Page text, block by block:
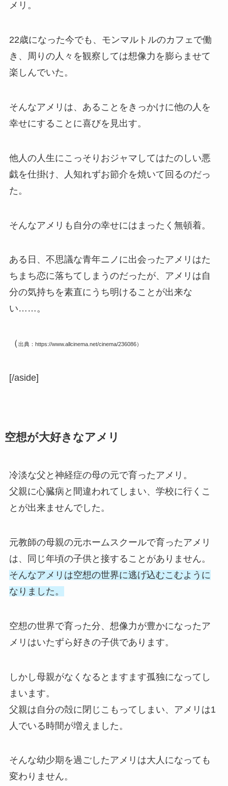
メリ。
22歳になった今でも、モンマルトルのカフェで働
き、周りの人々を観察しては想像力を膨らませて
楽しんでいた。
そんなアメリは、あることをきっかけに他の人を
幸せにすることに喜びを見出す。
他人の人生にこっそりおジャマしてはたのしい悪
戯を仕掛け、人知れずお節介を焼いて回るのだっ
た。
そんなアメリも自分の幸せにはまったく無頓着。
ある日、不思議な青年ニノに出会ったアメリはた
ちまち恋に落ちてしまうのだったが、アメリは自
分の気持ちを素直にうち明けることが出来な
い……。
（ 出典：https://www.allcinema.net/cinema/236086）
[/aside]
空想が大好きなアメリ
冷淡な父と神経症の母の元で育ったアメリ。
父親に心臓病と間違われてしまい、学校に行くこ
とが出来ませんでした。
元教師の母親の元ホームスクールで育ったアメリ
は、同じ年頃の子供と接することがありません。
そんなアメリは空想の世界に逃げ込むこむように
なりました。
空想の世界で育った分、想像力が豊かになったア
メリはいたずら好きの子供であります。
しかし母親がなくなるとますます孤独になってし
まいます。
父親は自分の殻に閉じこもってしまい、アメリは1
人でいる時間が増えました。
そんな幼少期を過ごしたアメリは大人になっても
変わりません。